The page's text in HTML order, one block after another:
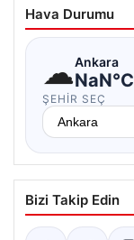
Hava Durumu
☁Ankara
NaN°C
ŞEHIR SEÇ
Bizi Takip Edin